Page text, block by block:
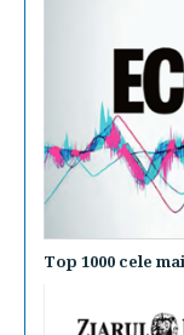
Top 1000 cele